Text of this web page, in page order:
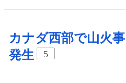
カナダ西部で山火
発生
5